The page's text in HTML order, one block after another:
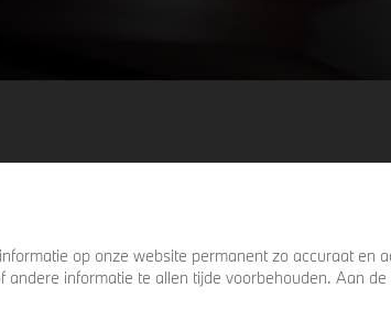
op onze website permanent zo accuraat en
informatie te allen tijde voorbehouden. Aan